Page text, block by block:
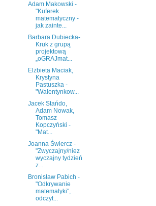
Adam Makowski -
"Kuferek
matematyczny -
jak zainte...
Barbara Dubiecka-
Kruk z grupą
projektową
„oGRAJmat...
Elżbieta Maciak,
Krystyna
Pastuszka -
"Walentynkow...
Jacek Stańdo,
Adam Nowak,
Tomasz
Kopczyński -
"Mat...
Joanna Świercz -
"Zwyczajny/niez
wyczajny tydzień
z...
Bronisław Pabich -
"Odkrywanie
matematyki",
odczyt...